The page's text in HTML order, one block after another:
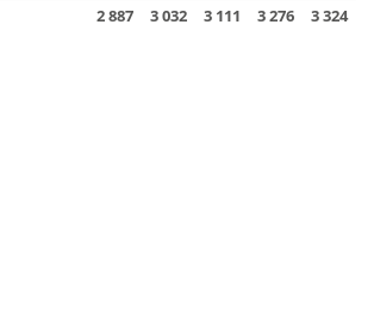
2 887 3 032 3 111 3 276 3 324